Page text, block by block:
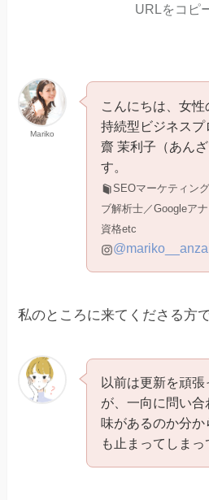
URLをコピ
Mariko
こんにちは、女
持続型ビジネス
齋 茉利子（あん
す。
SEOマーケティン
ブ解析士／Googleア
資格etc
私のところに来てくださる方
以前は更新を頑
が、一向に問い
味があるのか分
も止まってしまっ